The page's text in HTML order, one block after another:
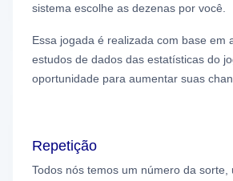
sistema escolhe as dezenas por você.
Essa jogada é realizada com base em
estudos de dados das estatísticas do
oportunidade para aumentar suas
Repetição
Todos nós temos um número da sorte,